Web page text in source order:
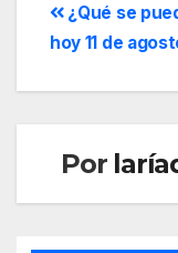
¿Qué se
hoy 11 de
Por